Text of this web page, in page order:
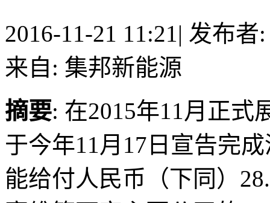
2016-11-21 11:21| 发布者
来自: 集邦新能源
摘要: 在2015年11月正
于今年11月17日宣告完
能给付人民币（下同）